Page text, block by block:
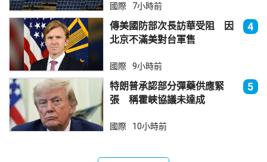
國際 7小時前
傳美國防部次長訪華受阻 因
北京不滿美對台軍售
4
國際 9小時前
特朗普承認部分彈藥供應緊
張 稱霍峽協議未達成
5
國際 10小時前